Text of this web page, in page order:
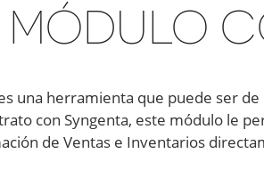
MÓDULO
una herramienta que puede ser
con Syngenta, este módulo le
de Ventas e Inventarios